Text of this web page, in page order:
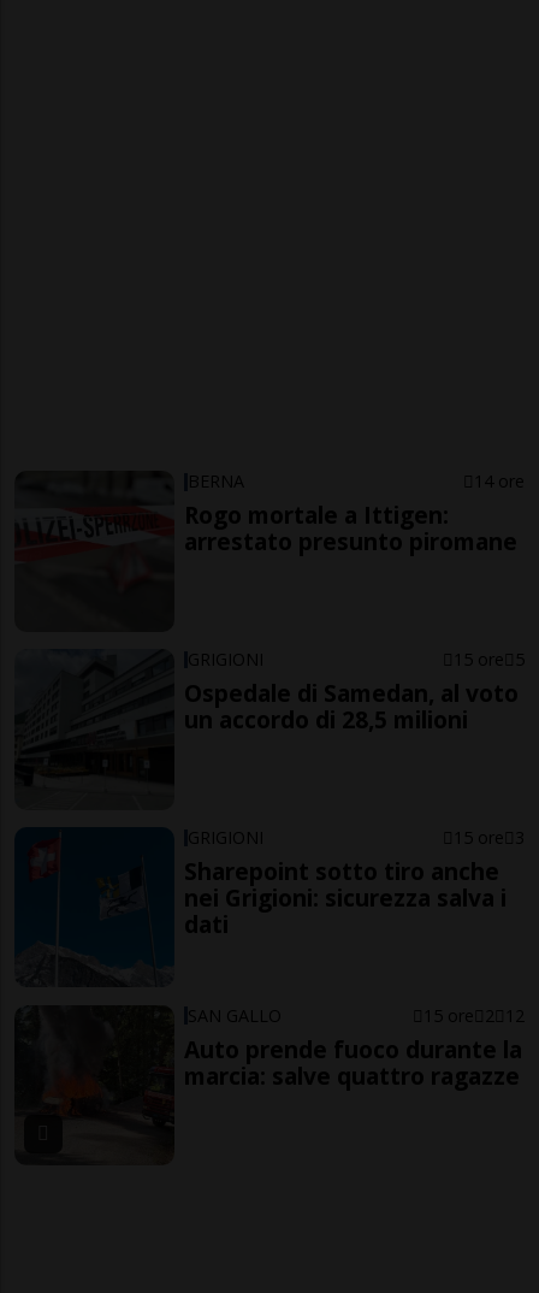
BERNA 14 ore
Rogo mortale a Ittigen:
arrestato presunto piromane
GRIGIONI 15 ore 5
Ospedale di Samedan, al voto
un accordo di 28,5 milioni
GRIGIONI 15 ore 3
Sharepoint sotto tiro anche
nei Grigioni: sicurezza salva i
dati
SAN GALLO 15 ore 2 12
Auto prende fuoco durante la
marcia: salve quattro ragazze